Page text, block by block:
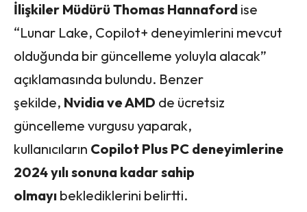
İlişkiler Müdürü Thomas Hannaford ise
“Lunar Lake, Copilot+ deneyimlerini mevcut
olduğunda bir güncelleme yoluyla alacak”
açıklamasında bulundu. Benzer
şekilde, Nvidia ve AMD de ücretsiz
güncelleme vurgusu yaparak,
kullanıcıların Copilot Plus PC deneyimlerine
2024 yılı sonuna kadar sahip
olmayı beklediklerini belirtti.